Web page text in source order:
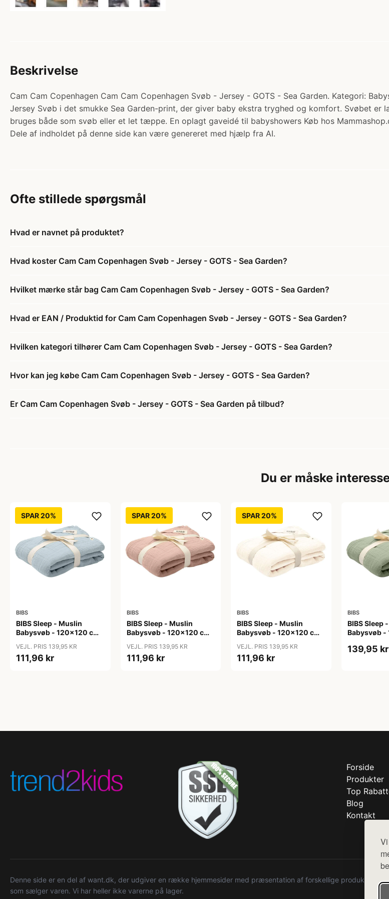
Beskrivelse
Cam Cam Copenhagen Cam Cam Copenhagen Svøb - Jersey - GOTS - Sea Garden. Kategori:
Jersey Svøb i det smukke Sea Garden-print, der giver baby ekstra tryghed og komfort. Svøbet
bruges både som svøb eller et let tæppe. En oplagt gaveidé til babyshowers Køb hos
Dele af indholdet på denne side kan være genereret med hjælp fra AI.
Ofte stillede spørgsmål
Hvad er navnet på produktet?
Hvad koster Cam Cam Copenhagen Svøb - Jersey - GOTS - Sea Garden?
Hvilket mærke står bag Cam Cam Copenhagen Svøb - Jersey - GOTS - Sea Garden?
Hvad er EAN / Produktid for Cam Cam Copenhagen Svøb - Jersey - GOTS - Sea Garden?
Hvilken kategori tilhører Cam Cam Copenhagen Svøb - Jersey - GOTS - Sea Garden?
Hvor kan jeg købe Cam Cam Copenhagen Svøb - Jersey - GOTS - Sea Garden?
Er Cam Cam Copenhagen Svøb - Jersey - GOTS - Sea Garden på tilbud?
Du er måske
SPAR 20%
BIBS
BIBS Sleep - Muslin
Babysvøb - 120x120 cm.
VEJL. PRIS 139,95 KR
111,96 kr
SPAR 20%
BIBS
BIBS Sleep - Muslin
Babysvøb - 120x120 cm.
VEJL. PRIS 139,95 KR
111,96 kr
SPAR 20%
BIBS
BIBS Sleep - Muslin
Babysvøb - 120x120 cm.
VEJL. PRIS 139,95 KR
111,96 kr
BIBS
BIBS Sleep
Babysvøb -
139,95 kr
Forside
Produkter
Top
Blog
Kontakt
Denne side er en del af want.dk, der udgiver en række hjemmesider med præsentation af forskellige produkter fra
som sælger varen. Vi har heller ikke varerne på lager.